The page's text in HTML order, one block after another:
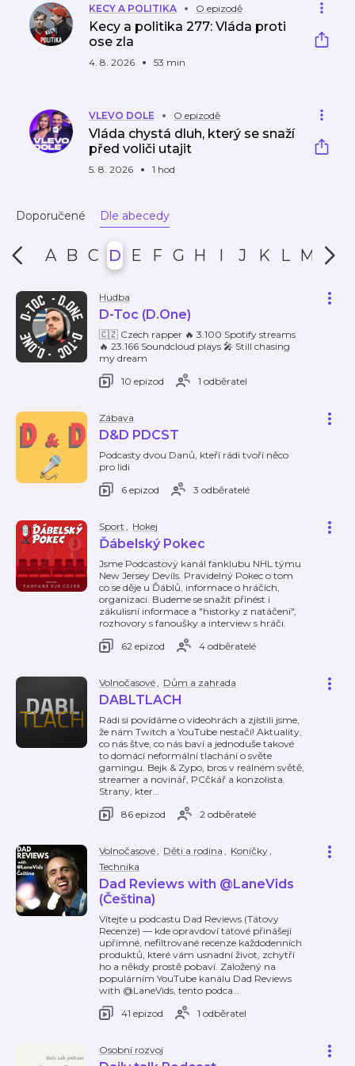
KECY A POLITIKA O epizodě
Kecy a politika 277: Vláda proti
ose zla
4. 8. 2026 53 min
VLEVO DOLE O epizodě
Vláda chystá dluh, který se snaží
před voliči utajit
5. 8. 2026 1 hod
Doporučené Dle abecedy
A B C D E F G H I J K L M N
Hudba
D-Toc (D.One)
🇨🇿 Czech rapper 🔥 3.100 Spotify streams
🔥 23.166 Soundcloud plays 🎤 Still chasing
my dream
10 epizod
1 odběratel
Zábava
D&D PDCST
Podcasty dvou Danů, kteří rádi tvoří něco
pro lidi
6 epizod
3 odběratelé
Sport , Hokej
Ďábelský Pokec
Jsme Podcastový kanál fanklubu NHL týmu
New Jersey Devils. Pravidelný Pokec o tom
co se děje u Ďáblů, informace o hráčích,
organizaci. Budeme se snažit přinést i
zákulisní informace a "historky z natáčení",
rozhovory s fanoušky a interview s hráči.
62 epizod
4 odběratelé
Volnočasové, Dům a zahrada
DABLTLACH
Rádi si povídáme o videohrách a zjistili jsme,
že nám Twitch a YouTube nestačí! Aktuality,
co nás štve, co nás baví a jednoduše takové
to domácí neformální tlachání o světe
gamingu. Bejk & Zypo, bros v reálném světě,
streamer a novinář, PCčkář a konzolista.
Strany, kter…
86 epizod
2 odběratelé
Volnočasové, Děti a rodina , Koníčky,
Technika
Dad Reviews with @LaneVids
(Čeština)
Vítejte u podcastu Dad Reviews (Tátovy
Recenze) — kde opravdoví tátové přinášejí
upřímné, nefiltrované recenze každodenních
produktů, které vám usnadní život, zchytří
ho a někdy prostě pobaví. Založený na
populárním YouTube kanálu Dad Reviews
with @LaneVids, tento podca…
41 epizod
1 odběratel
Osobní rozvoj